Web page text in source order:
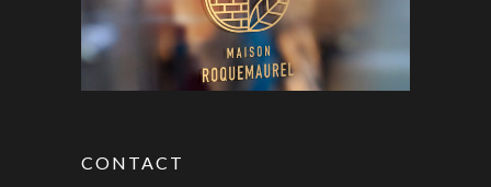
CONTACT